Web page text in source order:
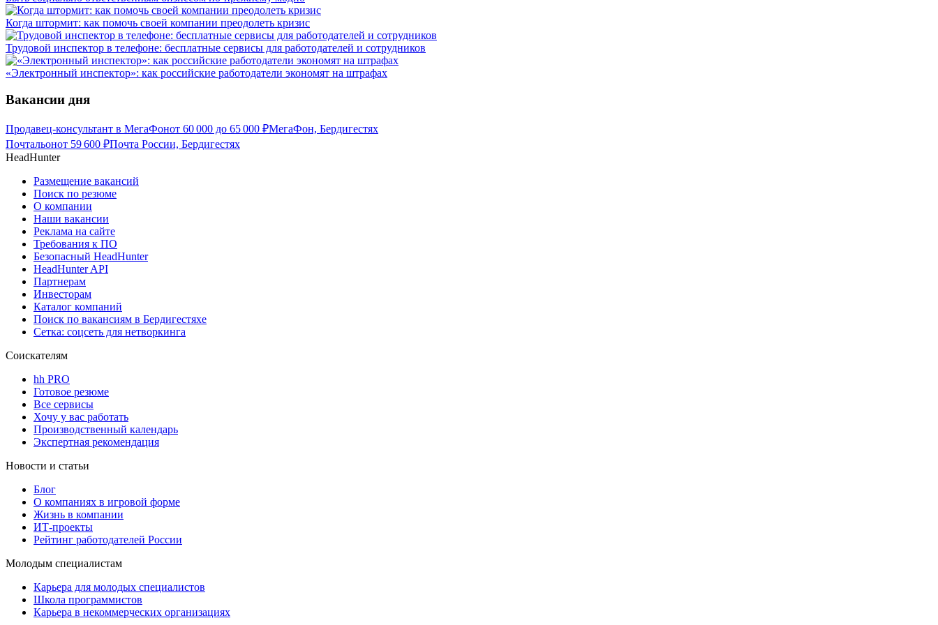
Когда штормит: как помочь своей компании преодолеть кризис
Трудовой инспектор в телефоне: бесплатные сервисы для работодателей и сотрудников
«Электронный инспектор»: как российские работодатели экономят на штрафах
Вакансии дня
Продавец-консультант в МегаФонот 60 000 до 65 000 ₽МегаФон, Бердигестях
Почтальонот 59 600 ₽Почта России, Бердигестях
HeadHunter
Размещение вакансий
Поиск по резюме
О компании
Наши вакансии
Реклама на сайте
Требования к ПО
Безопасный HeadHunter
HeadHunter API
Партнерам
Инвесторам
Каталог компаний
Поиск по вакансиям в Бердигестяхе
Сетка: соцсеть для нетворкинга
Соискателям
hh PRO
Готовое резюме
Все сервисы
Хочу у вас работать
Производственный календарь
Экспертная рекомендация
Новости и статьи
Блог
О компаниях в игровой форме
Жизнь в компании
ИТ-проекты
Рейтинг работодателей России
Молодым специалистам
Карьера для молодых специалистов
Школа программистов
Карьера в некоммерческих организациях